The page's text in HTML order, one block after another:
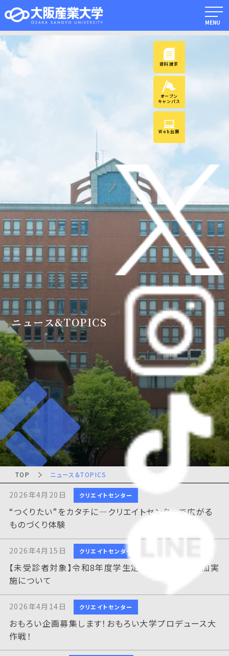
MENU
資料請求
オープン
キャンパス
Web出願
ニュース&TOPICS
TOP ニュース&TOPICS
2026年4月20日 クリエイトセンター
“つくりたい”をカタチに―クリエイトセンターで広がる
ものづくり体験
2026年4月15日 クリエイトセンター
【未受診者対象】令和8年度学生定期健康診断の追加実
施について
2026年4月14日 クリエイトセンター
おもろい企画募集します！おもろい大学プロデュース大
作戦！